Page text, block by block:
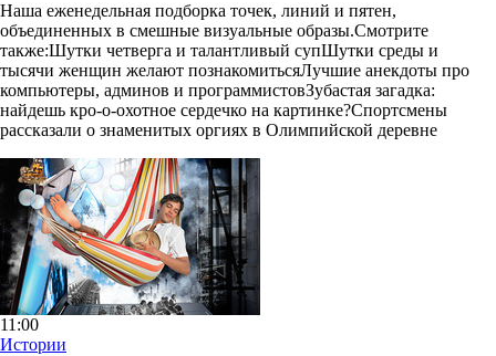
Наша еженедельная подборка точек, линий и пятен,
объединенных в смешные визуальные образы.Смотрите
также:Шутки четверга и талантливый супШутки среды и
тысячи женщин желают познакомитьсяЛучшие анекдоты про
компьютеры, админов и программистовЗубастая загадка:
найдешь кро-о-охотное сердечко на картинке?Спортсмены
рассказали о знаменитых оргиях в Олимпийской деревне
11:00
Истории